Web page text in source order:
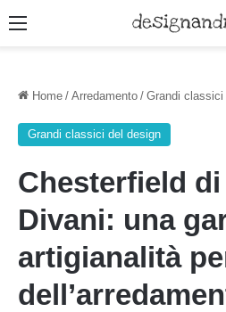
Menu
Home / Arredamento / Grandi
Grandi classici del design
Chesterfield di
Divani: una
artigianalità